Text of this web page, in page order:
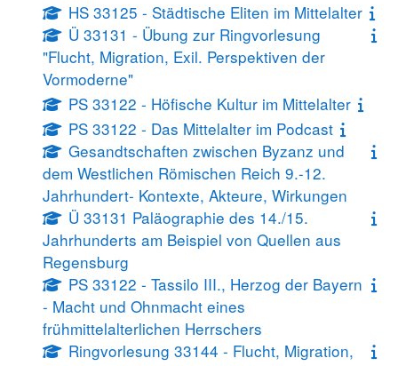
HS 33125 - Städtische Eliten im Mittelalter
Ü 33131 - Übung zur Ringvorlesung
"Flucht, Migration, Exil. Perspektiven der
Vormoderne"
PS 33122 - Höfische Kultur im Mittelalter
PS 33122 - Das Mittelalter im Podcast
Gesandtschaften zwischen Byzanz und
dem Westlichen Römischen Reich 9.-12.
Jahrhundert- Kontexte, Akteure, Wirkungen
Ü 33131 Paläographie des 14./15.
Jahrhunderts am Beispiel von Quellen aus
Regensburg
PS 33122 - Tassilo III., Herzog der Bayern
- Macht und Ohnmacht eines
frühmittelalterlichen Herrschers
Ringvorlesung 33144 - Flucht, Migration,